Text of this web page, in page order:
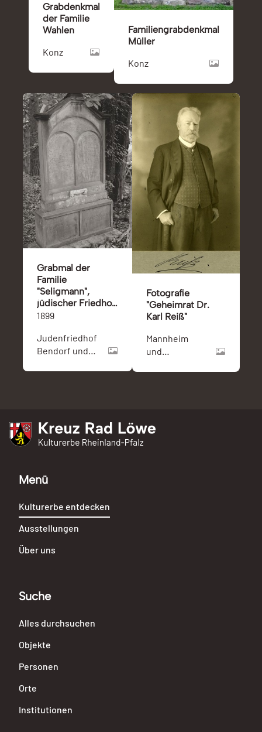
Grabdenkmal
der Familie
Wahlen
Konz
Familiengrabdenkmal
Müller
Konz
Grabmal der
Familie
"Seligmann",
jüdischer Friedhof
Bendorf
1899
Judenfriedhof
Bendorf und
Fotografie
"Geheimrat Dr.
Karl Reiß"
Mannheim
und
Menü
Kulturerbe entdecken
Ausstellungen
Über uns
Suche
Alles durchsuchen
Objekte
Personen
Orte
Institutionen